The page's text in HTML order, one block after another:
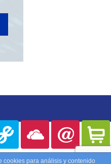
cookies para análisis y contenido